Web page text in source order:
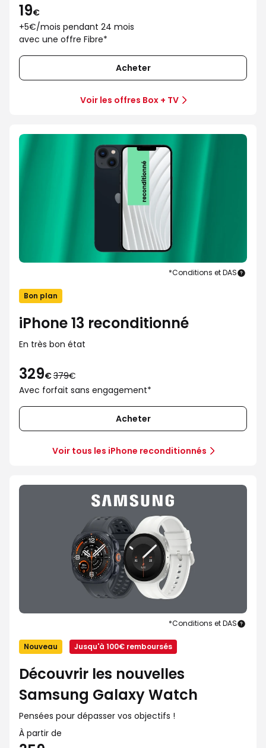
19€
+5€/mois pendant 24 mois
avec une offre Fibre*
Acheter
Voir les offres Box + TV
*Conditions et DAS
Bon plan
iPhone 13 reconditionné
En très bon état
329€au
lieu
de
379€
Avec forfait sans engagement*
Acheter
Voir tous les iPhone reconditionnés
*Conditions et DAS
Nouveau Jusqu'à 100€ remboursés
Découvrir les nouvelles
Samsung Galaxy Watch
Pensées pour dépasser vos objectifs !
À partir de